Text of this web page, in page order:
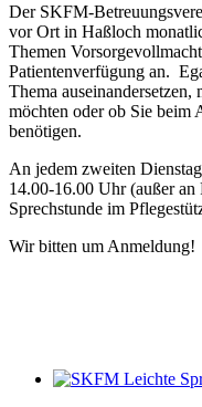
Der SKFM-
vor Ort in Haßloch
Themen
Patientenverfügung an.
Thema
möchten oder ob Sie
benötigen.
An jedem zweiten
14.00-16.00 Uhr (außer
Sprechstunde im
Wir bitten um Anmeldung!